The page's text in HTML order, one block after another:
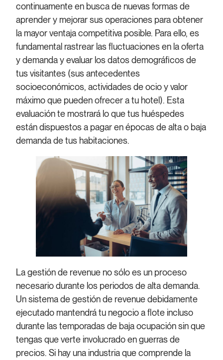
continuamente en busca de nuevas formas de
aprender y mejorar sus operaciones para obtener
la mayor ventaja competitiva posible. Para ello, es
fundamental rastrear las fluctuaciones en la oferta
y demanda y evaluar los datos demográficos de
tus visitantes (sus antecedentes
socioeconómicos, actividades de ocio y valor
máximo que pueden ofrecer a tu hotel). Esta
evaluación te mostrará lo que tus huéspedes
están dispuestos a pagar en épocas de alta o baja
demanda de tus habitaciones.
La gestión de revenue no sólo es un proceso
necesario durante los periodos de alta demanda.
Un sistema de gestión de revenue debidamente
ejecutado mantendrá tu negocio a flote incluso
durante las temporadas de baja ocupación sin que
tengas que verte involucrado en guerras de
precios. Si hay una industria que comprende la